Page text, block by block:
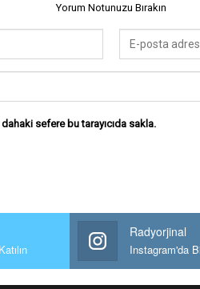
Yorum Notunuzu Bırakın
sefere bu tarayıcıda sakla.
Radyorjinal
Instagram'da